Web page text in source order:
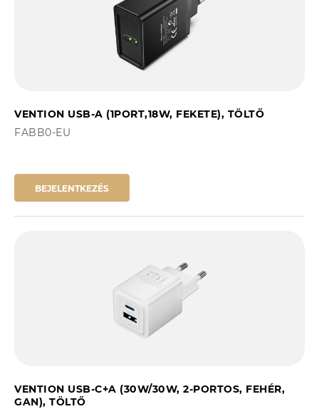
VENTION USB-A (1PORT,18W, FEKETE), TÖLTŐ
FABB0-EU
BEJELENTKEZÉS
VENTION USB-C+A (30W/30W, 2-PORTOS, FEHÉR,
GAN), TÖLTŐ